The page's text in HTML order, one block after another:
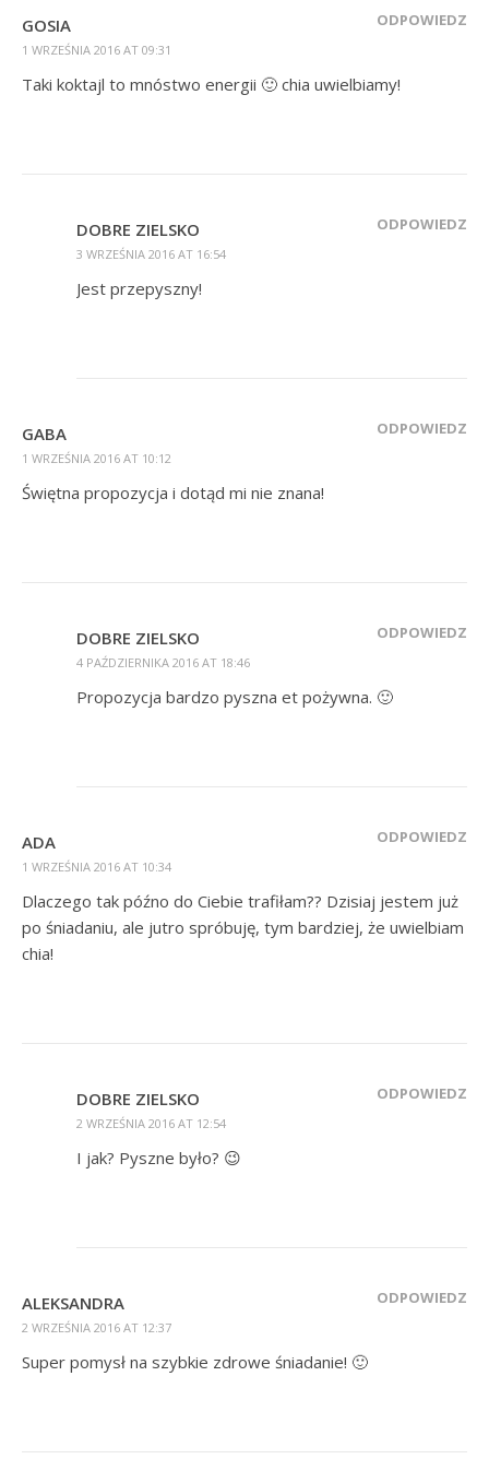
GOSIA
1 WRZEŚNIA 2016 AT 09:31
ODPOWIEDZ
Taki koktajl to mnóstwo energii 🙂 chia uwielbiamy!
DOBRE ZIELSKO
3 WRZEŚNIA 2016 AT 16:54
ODPOWIEDZ
Jest przepyszny!
GABA
1 WRZEŚNIA 2016 AT 10:12
ODPOWIEDZ
Świętna propozycja i dotąd mi nie znana!
DOBRE ZIELSKO
4 PAŹDZIERNIKA 2016 AT 18:46
ODPOWIEDZ
Propozycja bardzo pyszna et pożywna. 🙂
ADA
1 WRZEŚNIA 2016 AT 10:34
ODPOWIEDZ
Dlaczego tak późno do Ciebie trafiłam?? Dzisiaj jestem już
po śniadaniu, ale jutro spróbuję, tym bardziej, że uwielbiam
chia!
DOBRE ZIELSKO
2 WRZEŚNIA 2016 AT 12:54
ODPOWIEDZ
I jak? Pyszne było? 😉
ALEKSANDRA
2 WRZEŚNIA 2016 AT 12:37
ODPOWIEDZ
Super pomysł na szybkie zdrowe śniadanie! 🙂